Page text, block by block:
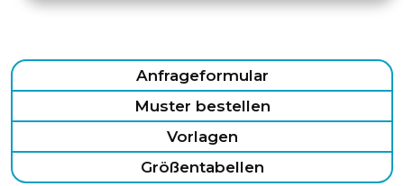
Anfrageformular
Muster bestellen
Vorlagen
Größentabellen